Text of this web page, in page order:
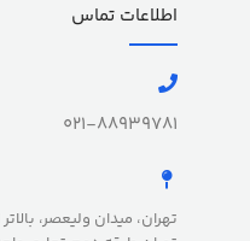
اطلاعات تماس
021-88939781
تهران، میدان ولیعصر،